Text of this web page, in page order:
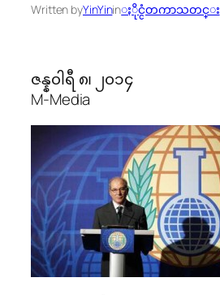
Written byYinYininႏိုင္ငံတကာသတင္း
ဇန္န၀ါရီ ၈၊ ၂၀၁၄
M-Media